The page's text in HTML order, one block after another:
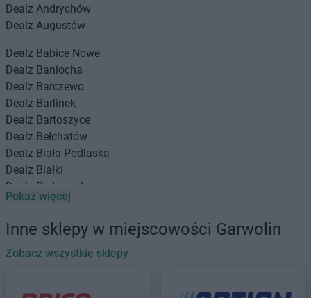
Dealz Andrychów
Dealz Augustów
Dealz Babice Nowe
Dealz Baniocha
Dealz Barczewo
Dealz Barlinek
Dealz Bartoszyce
Dealz Bełchatów
Dealz Biała Podlaska
Dealz Białki
Dealz
Białogard
Dealz Białystok
Dealz
Bielany Wrocławskie
Dealz Bielawa
Dealz Bielsko-Biała
Pokaż więcej
Inne sklepy w miejscowości Garwolin
Zobacz wszystkie sklepy